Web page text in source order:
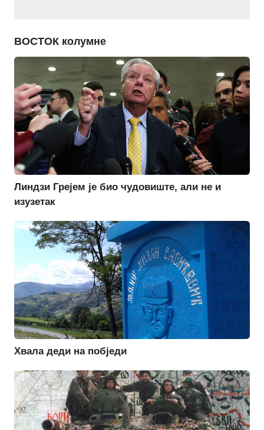
ВОСТОК колумне
Линдзи Грејем је био чудовиште, али не и
изузетак
Хвала деди на побједи